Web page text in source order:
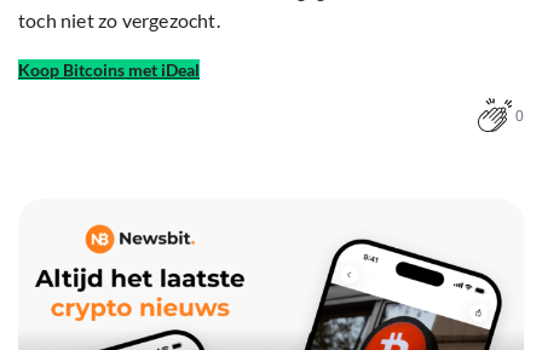
toch niet zo vergezocht.
Koop Bitcoins met iDeal
0